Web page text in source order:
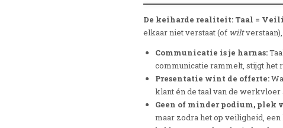
De keiharde realiteit: Taal =
elkaar niet verstaat (of wilt
Communicatie is je harnas:
communicatie rammelt, stijgt het
Presentatie wint de offerte:
klant én de taal van de werkvloer
Geen of minder podium, plek
maar zodra het op veiligheid,